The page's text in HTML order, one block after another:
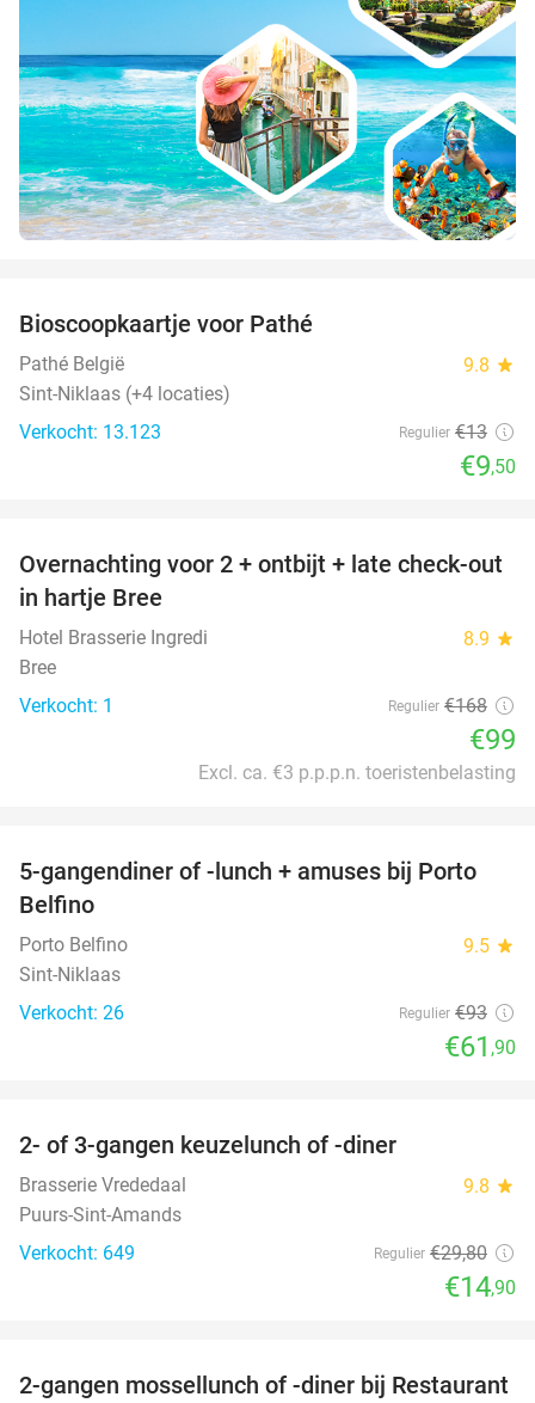
Bioscoopkaartje voor Pathé
Pathé België 9.8 star
Sint-Niklaas (+4 locaties)
Verkocht: 13.123
Regulier €13
€9,50
41%
TODAY
Overnachting voor 2 + ontbijt + late check-out
in hartje Bree
Hotel Brasserie Ingredi 8.9 star
Bree
Verkocht: 1
Regulier €168
€99
Excl. ca. €3 p.p.p.n. toeristenbelasting
33%
5-gangendiner of -lunch + amuses bij Porto
Belfino
Porto Belfino 9.5 star
Sint-Niklaas
Verkocht: 26
Regulier €93
€61 ,90
2- of 3-gangen keuzelunch of -diner
Brasserie Vrededaal 9.8 star
Puurs-Sint-Amands
Verkocht: 649
Regulier €29,80
€14,90
49%
2-gangen mossellunch of -diner bij Restaurant